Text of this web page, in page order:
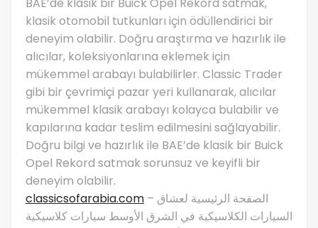
klasik otomobil tutkunları için ödüllendirici bir
deneyim olabilir. Doğru araştırma ve hazırlık ile
alıcılar, koleksiyonlarına eklemek için
mükemmel arabayı bulabilirler. Classic Trader
gibi bir çevrimiçi pazar yeri kullanarak, alıcılar
mükemmel klasik arabayı kolayca bulabilir ve
kapılarına kadar teslim edilmesini sağlayabilir.
Doğru bilgi ve hazırlık ile BAE’de klasik bir Buick
Opel Rekord satmak sorunsuz ve keyifli bir
deneyim olabilir.
classicsofarabia.com – الصفحة الرئيسية لعشاق
السيارات الكلاسيكية في الشرق الأوسط سيارات كلاسيكية